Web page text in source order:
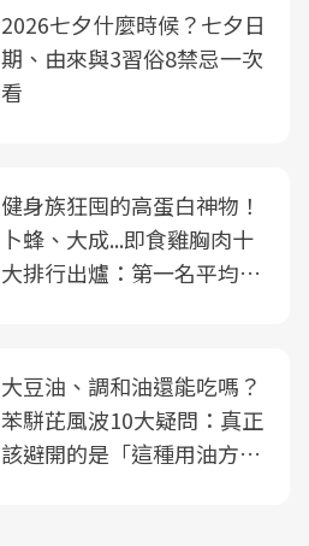
2026七夕什麼時候？七夕日
期、由來與3習俗8禁忌一次
看
健身族狂囤的高蛋白神物！
卜蜂、大成...即食雞胸肉十
大排行出爐：第一名平均一
大豆油、調和油還能吃嗎？
苯駢芘風波10大疑問：真正
該避開的是「這種用油方